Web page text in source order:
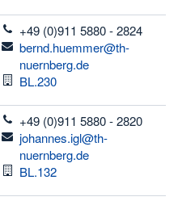
telefon
+49 (0)911 5880 - 2824
email
bernd.huemmer@th-
nuernberg.de
Raum
BL.230
telefon
+49 (0)911 5880 - 2820
email
johannes.igl@th-
nuernberg.de
Raum
BL.132